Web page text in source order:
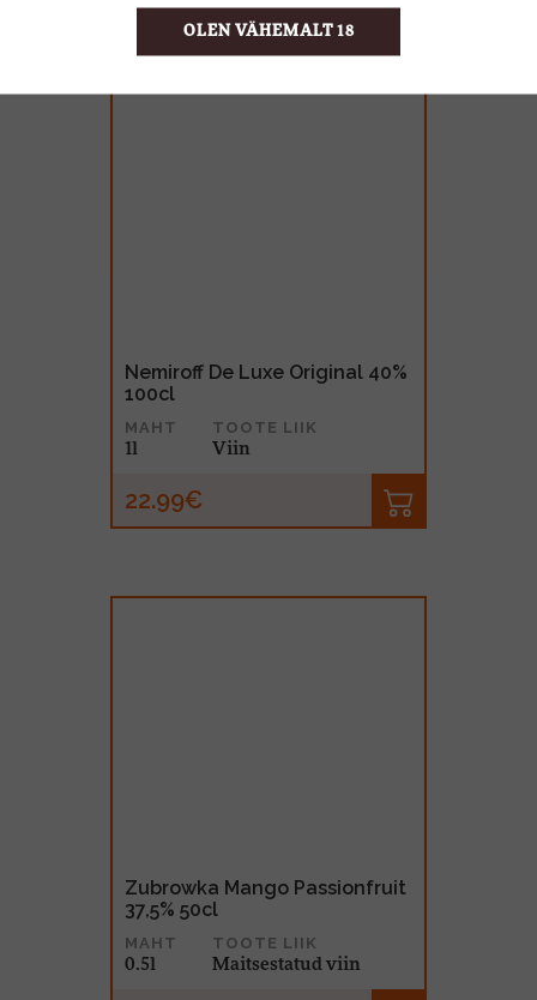
OLEN VÄHEMALT 18
Nemiroff De Luxe Original 40%
100cl
MAHT
1l
TOOTE LIIK
Viin
22.99€
Zubrowka Mango Passionfruit
37,5% 50cl
MAHT
0.5l
TOOTE LIIK
Maitsestatud viin